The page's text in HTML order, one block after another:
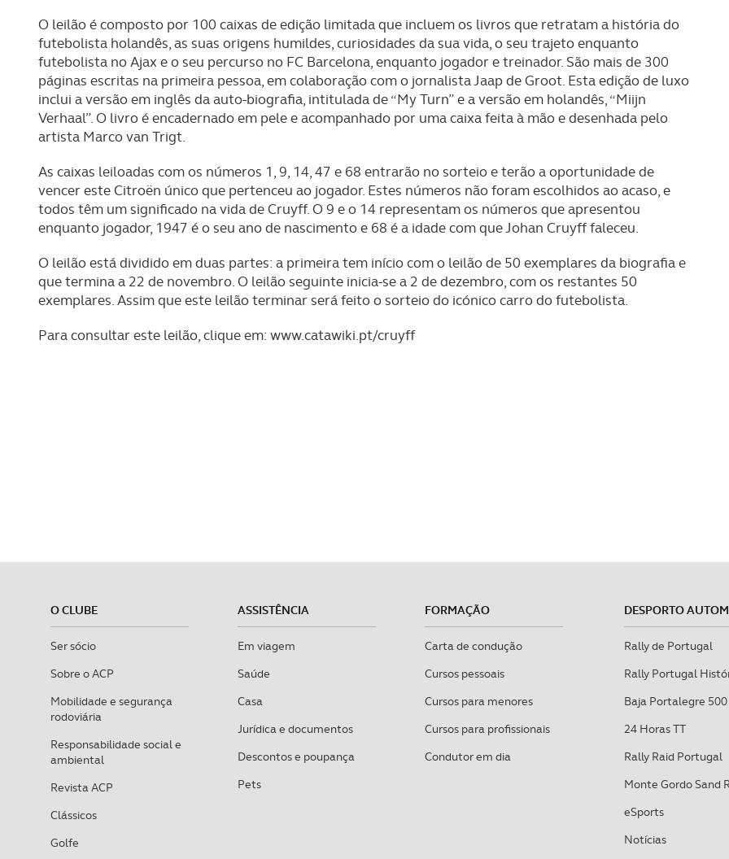
Realçamos que o bloqueio de certo tipo de Cookies e tecnologias similares pode ter impacto
navegação no Website e nos serviços disponibilizados.
Consulte a política de cookies do site.
O leilão é composto por 100 caixas de edição limitada que incluem os livros que retratam a história do
futebolista holandês, as suas origens humildes, curiosidades da sua vida, o seu trajeto enquanto
futebolista no Ajax e o seu percurso no FC Barcelona, enquanto jogador e treinador. São mais de 300
páginas escritas na primeira pessoa, em colaboração com o jornalista Jaap de Groot. Esta edição de luxo
inclui a versão em inglês da auto-biografia, intitulada de “My Turn” e a versão em holandês, “Miijn
Verhaal”. O livro é encadernado em pele e acompanhado por uma caixa feita à mão e desenhada pelo
artista Marco van Trigt.
As caixas leiloadas com os números 1, 9, 14, 47 e 68 entrarão no sorteio e terão a oportunidade de
vencer este Citroën único que pertenceu ao jogador. Estes números não foram escolhidos ao acaso, e
todos têm um significado na vida de Cruyff. O 9 e o 14 representam os números que apresentou
enquanto jogador, 1947 é o seu ano de nascimento e 68 é a idade com que Johan Cruyff faleceu.
O leilão está dividido em duas partes: a primeira tem início com o leilão de 50 exemplares da biografia e
que termina a 22 de novembro. O leilão seguinte inicia-se a 2 de dezembro, com os restantes 50
exemplares. Assim que este leilão terminar será feito o sorteio do icónico carro do futebolista.
Para consultar este leilão, clique em: www.catawiki.pt/cruyff
O CLUBE
Ser sócio
Sobre o ACP
Mobilidade e segurança
rodoviária
Responsabilidade social e
ambiental
Revista ACP
Clássicos
Golfe
ASSISTÊNCIA
Em viagem
Saúde
Casa
Jurídica e documentos
Descontos e poupança
Pets
FORMAÇÃO
Carta de condução
Cursos pessoais
Cursos para menores
Cursos para profissionais
Condutor em dia
DESPORTO
Rally de Portugal
Rally Portugal
Baja Portalegre 500
24 Horas TT
Rally Raid Portugal
Monte Gordo Sand
eSports
Notícias